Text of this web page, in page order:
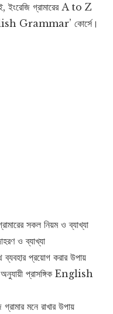
ইংরেজি গ্রামারের A to Z
Grammar’ কোর্সে।
সকল নিয়ম ও ব্যাখ্যা
ও ব্যাখ্যা
ব্যবহার প্রয়োগ করার উপায়
অনুযায়ী প্রাসঙ্গিক English
মনে রাখার উপায়